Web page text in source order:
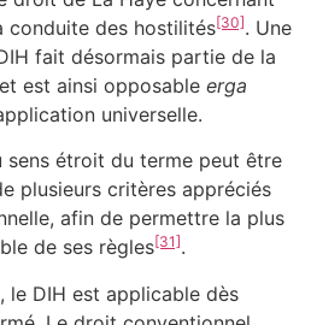
conduite des hostilités[30]. Une
fait désormais partie de la
est ainsi opposable erga
universelle.
sens étroit du terme peut être
plusieurs critères appréciés
afin de permettre la plus
de ses règles[31].
le DIH est applicable dès